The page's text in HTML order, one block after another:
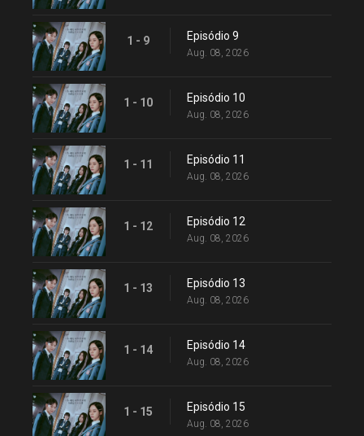
1 - 9 Episódio 9
Aug. 08, 2026
1 - 10 Episódio 10
Aug. 08, 2026
1 - 11 Episódio 11
Aug. 08, 2026
1 - 12 Episódio 12
Aug. 08, 2026
1 - 13 Episódio 13
Aug. 08, 2026
1 - 14 Episódio 14
Aug. 08, 2026
1 - 15 Episódio 15
Aug. 08, 2026